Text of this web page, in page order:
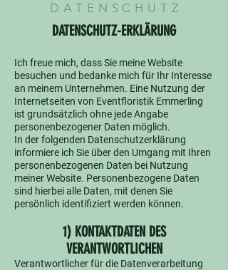
DATENSCHUTZ
DATENSCHUTZ-ERKLÄRUNG
Ich freue mich, dass Sie meine Website
besuchen und bedanke mich für Ihr Interesse
an meinem Unternehmen. Eine Nutzung der
Internetseiten von Eventfloristik Emmerling
ist grundsätzlich ohne jede Angabe
personenbezogener Daten möglich.
In der folgenden Datenschutzerklärung
informiere ich Sie über den Umgang mit Ihren
personenbezogenen Daten bei Nutzung
meiner Website. Personenbezogene Daten
sind hierbei alle Daten, mit denen Sie
persönlich identifiziert werden können.
1) KONTAKTDATEN DES
VERANTWORTLICHEN
Verantwortlicher für die Datenverarbeitung